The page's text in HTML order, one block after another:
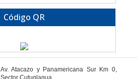
Código QR
Av. Atacazo y Panamericana Sur Km 0,
Sector Cutuglagua